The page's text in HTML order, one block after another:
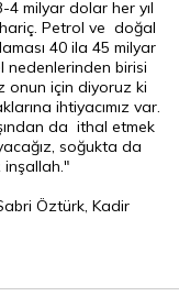
4 milyar dolar her yıl
Petrol ve doğal
40 ila 45 milyar
nedenlerinden birisi
onun için diyoruz ki
ihtiyacımız var.
da ithal etmek
soğukta da
inşallah."
Öztürk, Kadir